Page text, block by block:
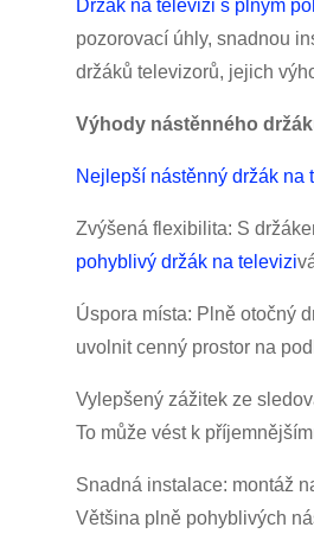
Držák na televizi s plným
pozorovací úhly, snadnou
držáků televizorů, jejich
Výhody nástěnného
Nejlepší nástěnný držák na
Zvýšená flexibilita: S
pohyblivý držák na televizi
Úspora místa: Plně otočný
uvolnit cenný prostor na
Vylepšený zážitek ze
To může vést k
Snadná instalace: montáž
Většina plně pohyblivých